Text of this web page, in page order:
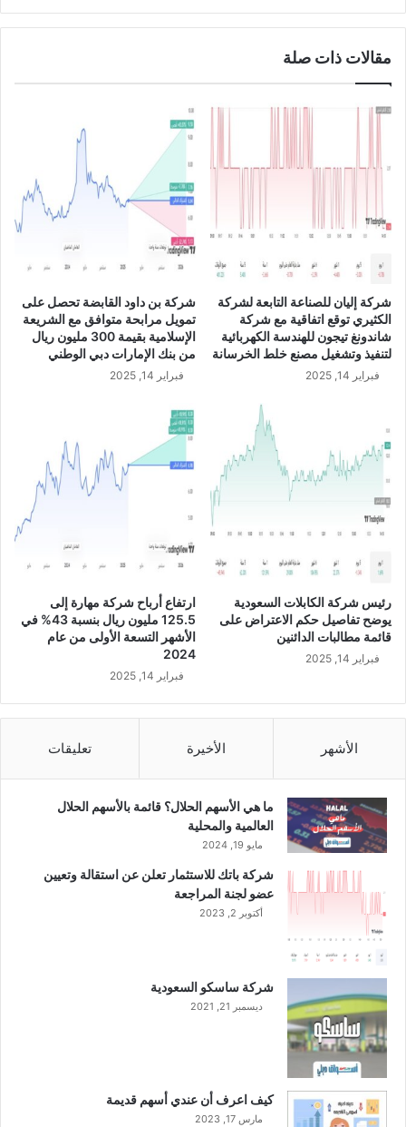
ا
ت
ن
ا
ت
ه
ا
ء
ر
ح
ص
ك
ك
.
2
ي
ي
ل
س
ع
ي
د
ا
U
U
مقالات ذات صلة
شركة إليان للصناعة التابعة لشركة
الكثيري توقع اتفاقية مع شركة
شاندونغ تيجون للهندسة الكهربائية
لتنفيذ وتشغيل مصنع خلط الخرسانة
فبراير 14, 2025
شركة بن داود القابضة تحصل على
تمويل مرابحة متوافق مع الشريعة
الإسلامية بقيمة 300 مليون ريال
من بنك الإمارات دبي الوطني
فبراير 14, 2025
رئيس شركة الكابلات السعودية
يوضح تفاصيل حكم الاعتراض على
قائمة مطالبات الدائنين
فبراير 14, 2025
ارتفاع أرباح شركة مهارة إلى
125.5 مليون ريال بنسبة 43% في
الأشهر التسعة الأولى من عام
2024
فبراير 14, 2025
الأشهر الأخيرة تعليقات
ما هي الأسهم الحلال؟ قائمة بالأسهم الحلال
العالمية والمحلية
مايو 19, 2024
شركة باتك للاستثمار تعلن عن استقالة وتعيين
عضو لجنة المراجعة
أكتوبر 2, 2023
شركة ساسكو السعودية
ديسمبر 21, 2021
كيف اعرف أن عندي أسهم قديمة
مارس 17, 2023